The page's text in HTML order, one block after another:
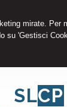
mirate. Per
su 'Gestisci
SLCP